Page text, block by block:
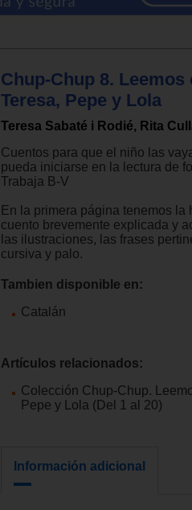
Chup-Chup 8. Leemos
Teresa, Pepe y Lola
Teresa Sabaté i Rodié, Rita
Cuentos para que el niño las
pueda iniciarse en la lectura de
Trabaja B-V
En la primera página tenemos la
cuento brevemente explicada y
las ilustraciones, las frases
cursiva y palo.
Tambien disponible en:
Catalán
Artículos relacionados:
Colección Chup-Chup.
Pepe y Lola (Del 1 al 20)
Información adicional